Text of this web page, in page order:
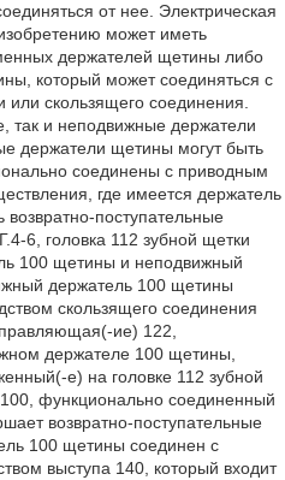
от нее. Электрическая
может иметь
держателей щетины либо
который может соединяться с
или скользящего соединения.
так и неподвижные держатели
держатели щетины могут быть
соединены с приводным
где имеется держатель
поступательные
6, головка 112 зубной щетки
100 щетины и неподвижный
держатель 100 щетины
скользящего соединения
ие) 122,
держателе 100 щетины,
е) на головке 112 зубной
функционально соединенный
возвратно-поступательные
100 щетины соединен с
выступа 140, который входит